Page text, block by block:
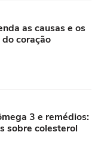
as causas e os
coração
3 e remédios:
sobre colesterol